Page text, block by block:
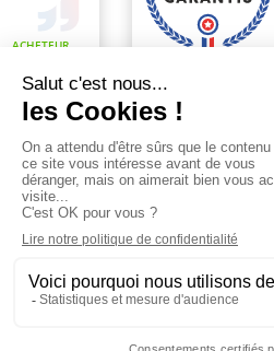
Marchand approuvé par la Société
vérifier.
Paiement sécurisé
Livraison 48h à 72h